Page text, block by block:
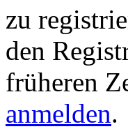
zu
den
früheren
anmelden.